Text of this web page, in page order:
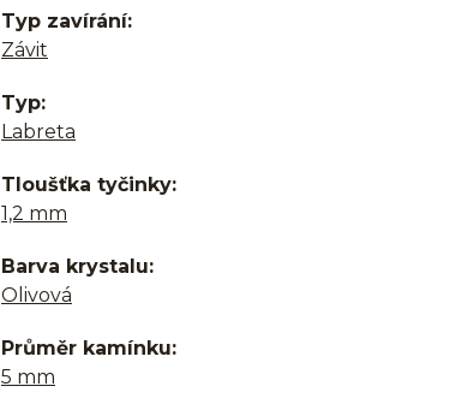
Typ zavírání
Závit
Typ
Labreta
Tloušťka tyčinky
1,2 mm
Barva krystalu
Olivová
Průměr kamínku
5 mm